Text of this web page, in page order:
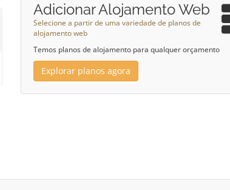
Adicionar Alojamento Web
Selecione a partir de uma variedade de planos de
alojamento web
Temos planos de alojamento para qualquer orçamento
Explorar planos agora